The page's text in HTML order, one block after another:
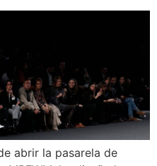
abrir la pasarela de